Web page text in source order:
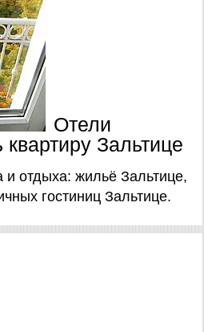
Отели
квартиру Зальтице
и отдыха: жильё Зальтице,
гостиниц Зальтице.